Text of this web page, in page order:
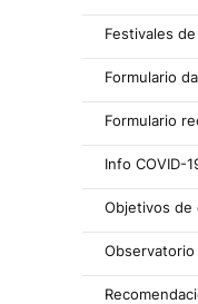
Festivales
Formulario
Formulario
Info COVID-
Objetivos de